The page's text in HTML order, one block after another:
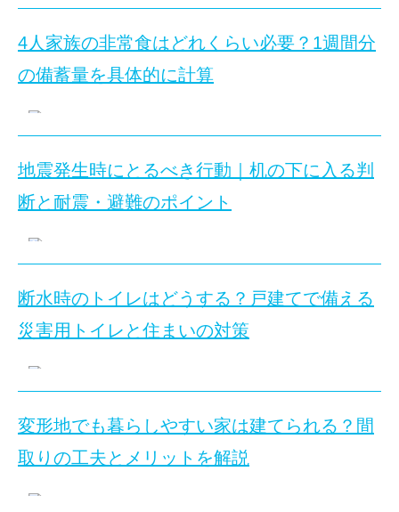
写真1挿入位置：記事導入部。壁沿いの低い棚にフィギュアやアク
目次
グッズ別の対策 部屋別の配置
まず押さえたいポイント｜グッズより先に
フィギュアやアクスタの転倒防止を考えるときは、個々の
避難経路を空ける
地域と周辺環境から確認したい防犯ポイント
狭山不動産にご相談いただく際に整理する条件
夏休みの旅行前に行う防犯確認の基本ステップ
旅行前に確認したい戸建て防犯チェックリスト
よくある質問
旅行中の空き巣対策は、出発前に何を確認す
向いている人： 夏休みの旅行や帰省で戸建てを長
確認したいこと： 玄関・窓の施錠、郵便物、宅配
確認したいこと：土地条件、構造、設備配置、代
迷う場合の判断軸：被害の受けにくさと、被害が
災害後の復旧が早まりやすい家は、被害を抑える性
停電や断水時に利用できる代替手段が整理されてい
設備や配管を点検・交換しやすい配置になっている
修理時に人や資材が出入りできる接道や作業経路が
住宅レジリエンスと「復旧しやすい家」の基本
新築戸建の見学では何を見るべきですか？
向いている人：写真や図面だけでは購入判断が難し
確認したいこと：家具配置、生活動線、日当たり
迷う場合の判断軸：入居後に変えにくい条件と家族
新築戸建の内覧は「暮らしやすさ」と「変え
まず生活動線や部屋の使い方を確認し、次に採光、
感じ方や必要な条件は家族ごとに異なるため、その
朝起きてから就寝までの動きを室内でたどる
大切なのは、食品の種類だけでなく、停電・断水・ガ
スーパーの普通の食品だけで1週間分の非常
結論として、スーパーで買える常温保存食品を組み
確認したいこと：家族の食事回数、飲料水、調理
迷う場合の判断軸：「そのまま食べられる食品」
スーパーで買える普通の食品でも、主食・主菜・副
狭山市
令和8年熊本地震について
家具の下敷きにならないための基本対策
L型金具や突っ張り棒を使う際の注意点
部屋別に確認したい家具転倒防止対策
4人家族の非常食はどれくらい必要？1週間分
の備蓄量を具体的に計算
この記事のポイント：4人家族の非常食1週間分は、1
4人家族の非常食はどれくらい必要？
「家族4人の備蓄量は、結局どれくらい用意すればよい
目次
地震発生時にとるべき行動｜机の下に入る判
断と耐震・避難のポイント
この記事のポイント：地震発生時は、耐震性への過
地震発生時にとるべき行動｜机の下
地震が起きたとき、「すぐ机の下に入る」「火を消す
断水時のトイレはどうする？戸建てで備える
災害用トイレと住まいの対策
この記事では、断水時のトイレをどう使うか、戸建
断水時のトイレはどうする？戸建て
変形地でも暮らしやすい家は建てられる？間
取りの工夫とメリットを解説